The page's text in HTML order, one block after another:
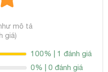
mô tả
giá)
100% | 1 đánh giá
0% | 0 đánh giá